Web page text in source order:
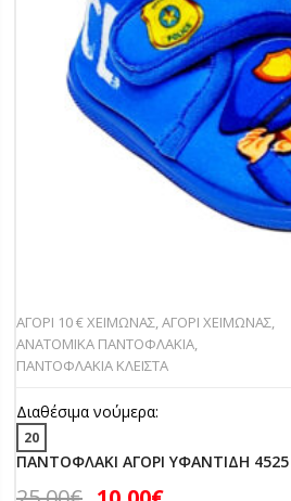
ΑΓΟΡΙ 10 € ΧΕΙΜΩΝΑΣ,ΑΓΟΡΙ ΧΕΙΜΩΝΑΣ,
ΑΝΑΤΟΜΙΚΑ ΠΑΝΤΟΦΛΑΚΙΑ,
ΠΑΝΤΟΦΛΑΚΙΑ ΚΛΕΙΣΤΑ
Διαθέσιμα νούμερα:
20
ΠΑΝΤΟΦΛΑΚΙ ΑΓΟΡΙ ΥΦΑΝΤΙΔΗ